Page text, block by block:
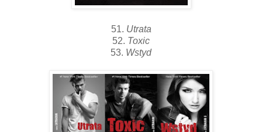
51. Utrata
52. Toxic
53. Wstyd